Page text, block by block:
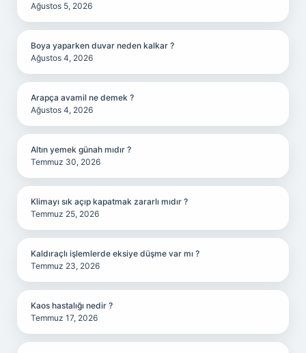
Ağustos 5, 2026
Boya yaparken duvar neden kalkar ?
Ağustos 4, 2026
Arapça avamil ne demek ?
Ağustos 4, 2026
Altın yemek günah mıdır ?
Temmuz 30, 2026
Klimayı sık açıp kapatmak zararlı mıdır ?
Temmuz 25, 2026
Kaldıraçlı işlemlerde eksiye düşme var mı ?
Temmuz 23, 2026
Kaos hastalığı nedir ?
Temmuz 17, 2026